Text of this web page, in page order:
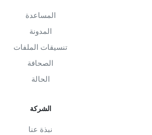
المساعدة
المدونة
تنسيقات الملفات
الصحافة
الحالة
الشركة
نبذة عنا